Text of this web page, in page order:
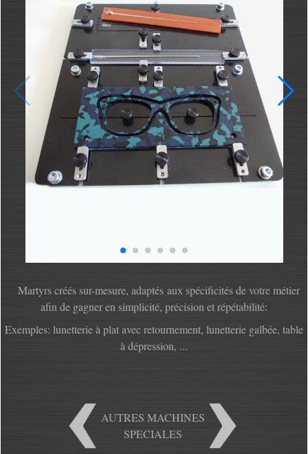
Martyrs créés sur-mesure, adaptés aux spécificités de votre métier
afin de gagner en simplicité, précision et répétabilité:
Exemples: lunetterie à plat avec retournement, lunetterie galbée, table
à dépression, ...
AUTRES MACHINES
SPECIALES